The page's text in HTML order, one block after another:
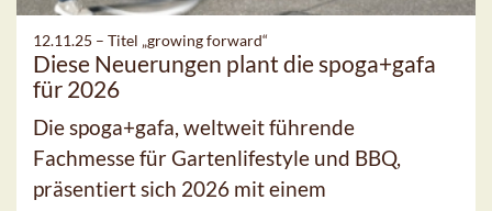
12.11.25 – Titel „growing forward“
Diese Neuerungen plant die spoga+gafa
für 2026
Die spoga+gafa, weltweit führende
Fachmesse für Gartenlifestyle und BBQ,
präsentiert sich 2026 mit einem